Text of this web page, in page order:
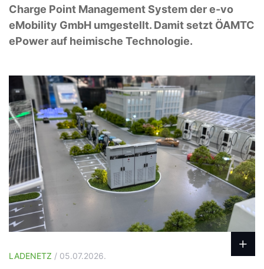
Charge Point Management System der e-vo
eMobility GmbH umgestellt. Damit setzt ÖAMTC
ePower auf heimische Technologie.
LADENETZ / 05.07.2026.